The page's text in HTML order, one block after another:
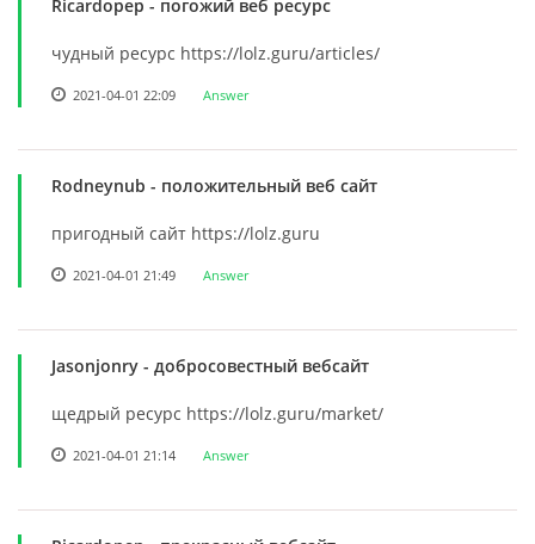
Ricardopep - погожий веб ресурс
чудный ресурс https://lolz.guru/articles/
2021-04-01 22:09 Answer
Rodneynub - положительный веб сайт
пригодный сайт https://lolz.guru
2021-04-01 21:49 Answer
Jasonjonry - добросовестный вебсайт
щедрый ресурс https://lolz.guru/market/
2021-04-01 21:14 Answer